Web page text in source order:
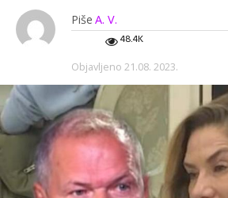
Piše A. V.
48.4K
Objavljeno 21.08. 2023.